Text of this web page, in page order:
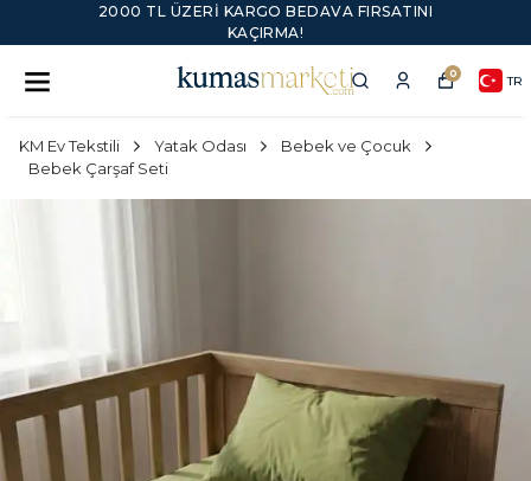
2000 TL ÜZERI KARGO BEDAVA FIRSATINI
KAÇIRMA!
0 TR
KM Ev Tekstili Yatak Odası
Bebek ve Çocuk
Bebek Çarşaf Seti